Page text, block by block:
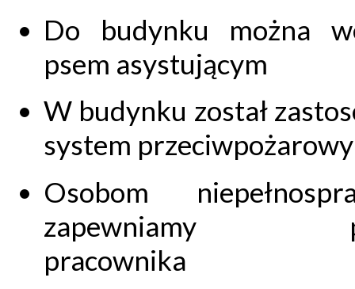
Do budynku można
psem asystującym
W budynku został
system przeciwpożarowy
Osobom
zapewniamy
pracownika